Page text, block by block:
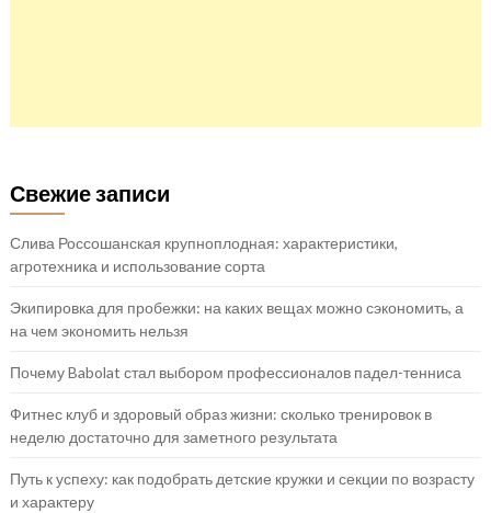
Свежие записи
Слива Россошанская крупноплодная: характеристики,
агротехника и использование сорта
Экипировка для пробежки: на каких вещах можно сэкономить, а
на чем экономить нельзя
Почему Babolat стал выбором профессионалов падел-тенниса
Фитнес клуб и здоровый образ жизни: сколько тренировок в
неделю достаточно для заметного результата
Путь к успеху: как подобрать детские кружки и секции по возрасту
и характеру